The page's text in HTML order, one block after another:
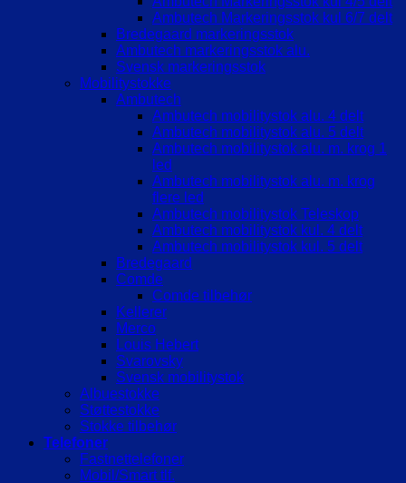
Ambutech Markeringsstok kul 6/7 delt
Bredegaard markeringsstok
Ambutech markeringsstok alu.
Svensk markeringsstok
Mobilitystokke
Ambutech
Ambutech mobilitystok alu. 4 delt
Ambutech mobilitystok alu. 5 delt
Ambutech mobilitystok alu. m. krog 1
led
Ambutech mobilitystok alu. m. krog
flere led
Ambutech mobilitystok Teleskop
Ambutech mobilitystok kul. 4 delt
Ambutech mobilitystok kul. 5 delt
Bredegaard
Comde
Comde tilbehør
Kellerer
Merco
Louis Hebert
Svarovsky
Svensk mobilitystok
Albuestokke
Støttestokke
Stokke tilbehør
Telefoner
Fastnettelefoner
Mobil/Smart tlf.